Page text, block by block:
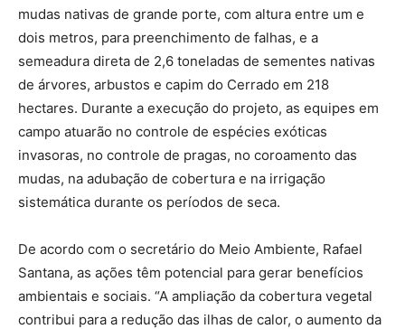
mudas nativas de grande porte, com altura entre um e
dois metros, para preenchimento de falhas, e a
semeadura direta de 2,6 toneladas de sementes nativas
de árvores, arbustos e capim do Cerrado em 218
hectares. Durante a execução do projeto, as equipes em
campo atuarão no controle de espécies exóticas
invasoras, no controle de pragas, no coroamento das
mudas, na adubação de cobertura e na irrigação
sistemática durante os períodos de seca.
De acordo com o secretário do Meio Ambiente, Rafael
Santana, as ações têm potencial para gerar benefícios
ambientais e sociais. “A ampliação da cobertura vegetal
contribui para a redução das ilhas de calor, o aumento da